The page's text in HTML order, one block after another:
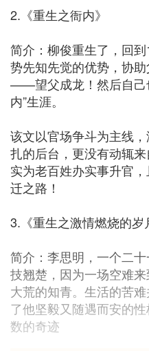
2.《重生之衙内》
简介：柳俊重生了，回
势先知先觉的优势，协
——望父成龙！然后自己
内”生涯。
该文以官场争斗为主线
扎的后台，更没有动辄
实为老百姓办实事升官
迁之路！
3.《重生之激情燃烧的岁
简介：李思明，一个二
技翘楚，因为一场空难
大荒的知青。生活的苦
了他坚毅又随遇而安的
数的奇迹